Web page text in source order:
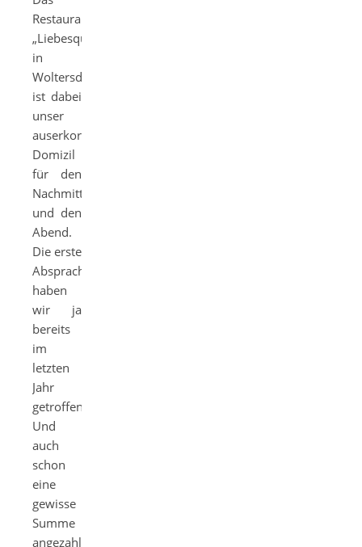
Restaurant
„Liebesquelle“
in
Woltersdorf
ist dabei
unser
auserkorenes
Domizil
für den
Nachmittag
und den
Abend.
Die erste
Absprache
haben
wir ja
bereits
im
letzten
Jahr
getroffen.
Und
auch
schon
eine
gewisse
Summe
angezahlt.